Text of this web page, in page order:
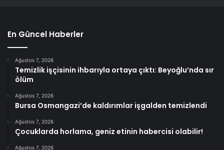
En Güncel Haberler
Ağustos 7, 2026
Temizlik işçisinin ihbarıyla ortaya çıktı: Beyoğlu’nda sır
ölüm
Ağustos 7, 2026
Bursa Osmangazi’de kaldırımlar işgalden temizlendi
Ağustos 7, 2026
Çocuklarda horlama, geniz etinin habercisi olabilir!
Ağustos 7, 2026